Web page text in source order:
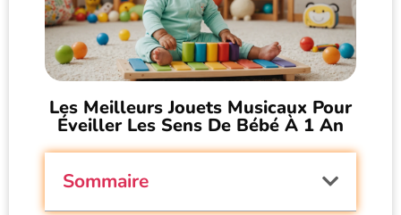
Les Meilleurs Jouets Musicaux Pour
Éveiller Les Sens De Bébé À 1 An
Sommaire